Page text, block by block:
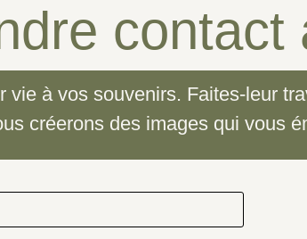
contact
vie à vos souvenirs. Faites-leur
créerons des images qui vous